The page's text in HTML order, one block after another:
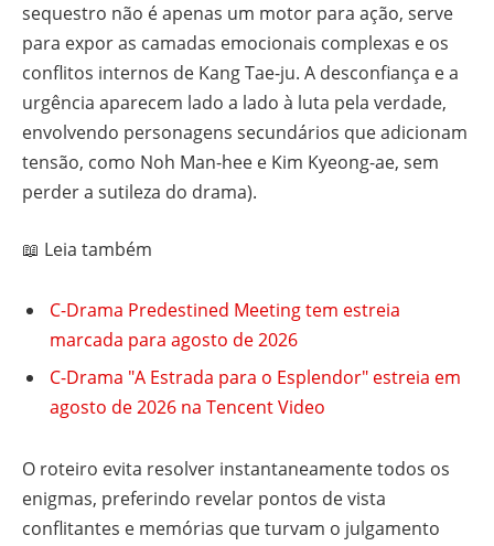
sequestro não é apenas um motor para ação, serve
para expor as camadas emocionais complexas e os
conflitos internos de Kang Tae-ju. A desconfiança e a
urgência aparecem lado a lado à luta pela verdade,
envolvendo personagens secundários que adicionam
tensão, como Noh Man-hee e Kim Kyeong-ae, sem
perder a sutileza do drama).
📖 Leia também
C-Drama Predestined Meeting tem estreia
marcada para agosto de 2026
C-Drama "A Estrada para o Esplendor" estreia em
agosto de 2026 na Tencent Video
O roteiro evita resolver instantaneamente todos os
enigmas, preferindo revelar pontos de vista
conflitantes e memórias que turvam o julgamento